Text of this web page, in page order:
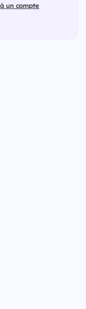
un compte